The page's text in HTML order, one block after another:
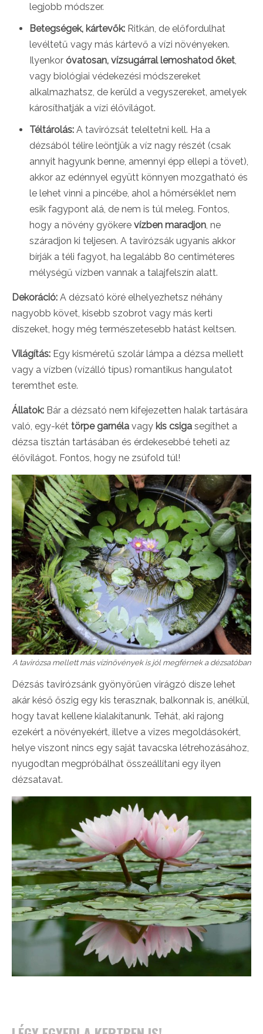
legjobb módszer.
Betegségek, kártevők: Ritkán, de előfordulhat
levéltetű vagy más kártevő a vízi növényeken.
Ilyenkor óvatosan, vízsugárral lemoshatod őket
vagy biológiai védekezési módszereket
alkalmazhatsz, de kerüld a vegyszereket, amelyek
károsíthatják a vízi élővilágot.
Téltárolás: A tavirózsát teleltetni kell. Ha a
dézsából télire leöntjük a víz nagy részét (csak
annyit hagyunk benne, amennyi épp ellepi a tövet),
akkor az edénnyel együtt könnyen mozgatható és
le lehet vinni a pincébe, ahol a hőmérséklet nem
esik fagypont alá, de nem is túl meleg. Fontos,
hogy a növény gyökere vízben maradjon , ne
száradjon ki teljesen. A tavirózsák ugyanis akkor
bírják a téli fagyot, ha legalább 80 centiméteres
mélységű vízben vannak a talajfelszín alatt.
Dekoráció: A dézsató köré elhelyezhetsz néhány
nagyobb követ, kisebb szobrot vagy más kerti
díszeket, hogy még természetesebb hatást keltsen.
Világítás: Egy kisméretű szolár lámpa a dézsa mellett
vagy a vízben (vízálló típus) romantikus hangulatot
teremthet este.
Állatok: Bár a dézsató nem kifejezetten halak tartására
való, egy-két törpe garnéla vagy kis csiga segíthet a
dézsa tisztán tartásában és érdekesebbé teheti az
élővilágot. Fontos, hogy ne zsúfold túl!
A tavirózsa mellett más vízinövények is jól megférnek a dézsatóban
Dézsás tavirózsánk gyönyörűen virágzó dísze lehet
akár késő őszig egy kis terasznak, balkonnak is, anélkül,
hogy tavat kellene kialakítanunk. Tehát, aki rajong
ezekért a növényekért, illetve a vizes megoldásokért,
helye viszont nincs egy saját tavacska létrehozásához,
nyugodtan megpróbálhat összeállítani egy ilyen
dézsatavat.